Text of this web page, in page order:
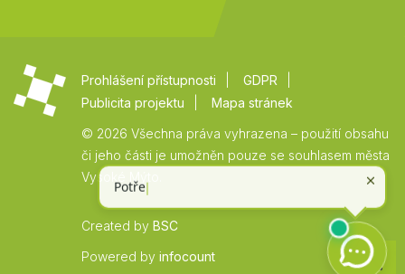
Prohlášení přístupnosti
GDPR
Publicita projektu
Mapa stránek
© 2026 Všechna práva vyhrazena – použití obsahu
či jeho části je umožněn pouze se souhlasem města
Vysoké Mýto.
Created by BSC
Powered by infocount
Zpět